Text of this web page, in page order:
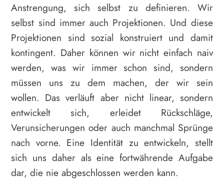
Anstrengung, sich selbst zu definieren. Wir
selbst sind immer auch Projektionen. Und diese
Projektionen sind sozial konstruiert und damit
kontingent. Daher können wir nicht einfach naiv
werden, was wir immer schon sind, sondern
müssen uns zu dem machen, der wir sein
wollen. Das verläuft aber nicht linear, sondern
entwickelt sich, erleidet Rückschläge,
Verunsicherungen oder auch manchmal Sprünge
nach vorne. Eine Identität zu entwickeln, stellt
sich uns daher als eine fortwährende Aufgabe
dar, die nie abgeschlossen werden kann.